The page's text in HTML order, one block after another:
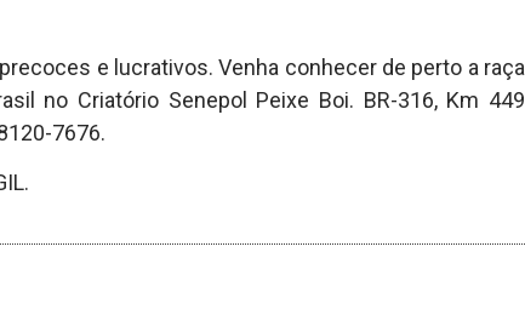
e lucrativos. Venha conhecer de perto a raça
no Criatório Senepol Peixe Boi. BR-316, Km 449
7676.